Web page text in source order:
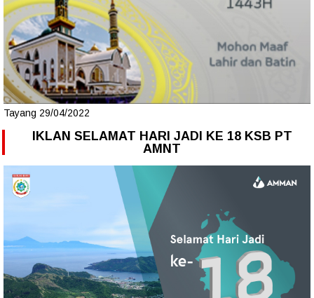
Tayang 29/04/2022
IKLAN SELAMAT HARI JADI KE 18 KSB PT
AMNT